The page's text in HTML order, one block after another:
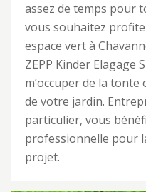
assez de temps pour
vous souhaitez
espace vert à
ZEPP Kinder Elagage
m’occuper de la
de votre jardin.
particulier, vous
professionnelle pour
projet.